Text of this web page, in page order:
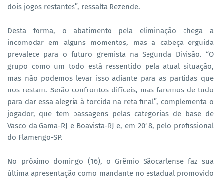
dois jogos restantes”, ressalta Rezende.
Desta forma, o abatimento pela eliminação chega a
incomodar em alguns momentos, mas a cabeça erguida
prevalece para o futuro gremista na Segunda Divisão. “O
grupo como um todo está ressentido pela atual situação,
mas não podemos levar isso adiante para as partidas que
nos restam. Serão confrontos difíceis, mas faremos de tudo
para dar essa alegria à torcida na reta final”, complementa o
jogador, que tem passagens pelas categorias de base de
Vasco da Gama-RJ e Boavista-RJ e, em 2018, pelo profissional
do Flamengo-SP.
No próximo domingo (16), o Grêmio Sãocarlense faz sua
última apresentação como mandante no estadual promovido